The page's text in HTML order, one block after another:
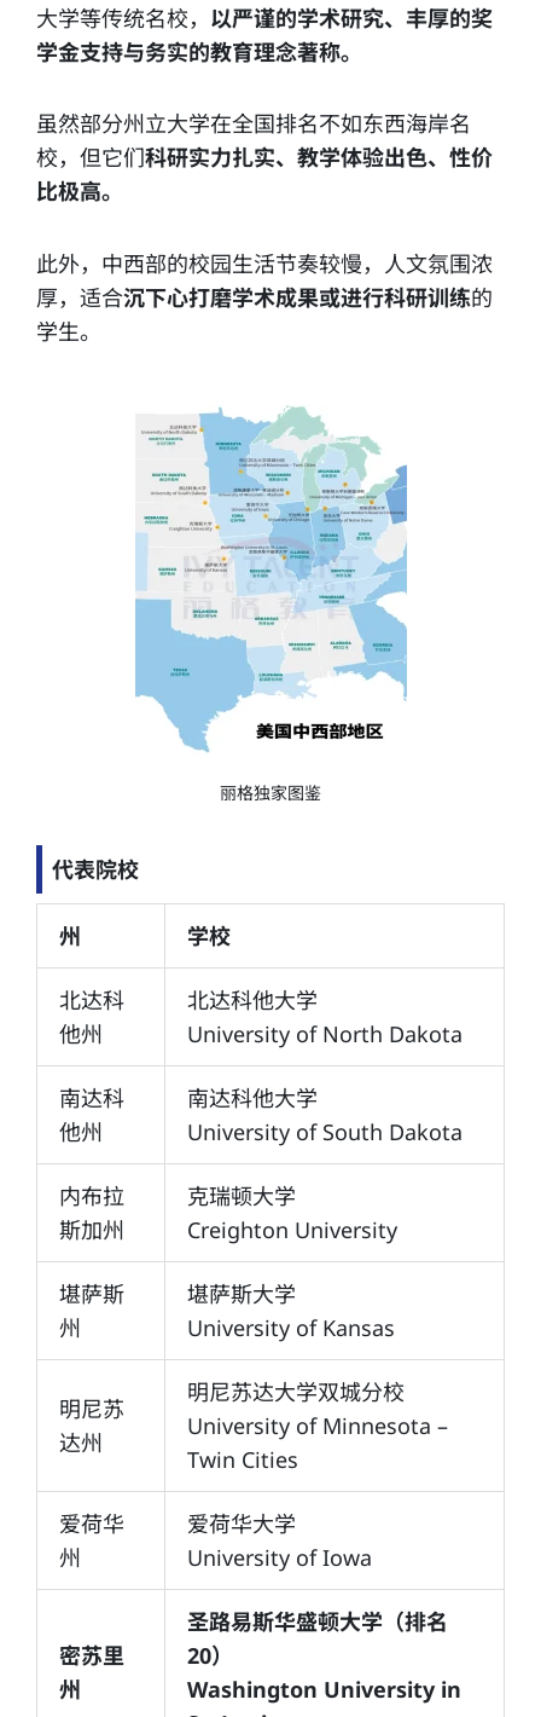
大学等传统名校， 以严谨的学术研究、丰厚的奖
学金支持与务实的教育理念著称。
虽然部分州立大学在全国排名不如东西海岸名
校，但它们科研实力扎实、教学体验出色、性价
比极高。
此外，中西部的校园生活节奏较慢，人文氛围浓
厚，适合沉下心打磨学术成果或进行科研训练的
学生。
丽格独家图鉴
代表院校
州 学校
北达科
他州
北达科他大学
University of North Dakota
南达科
他州
南达科他大学
University of South Dakota
内布拉
斯加州
克瑞顿大学
Creighton University
堪萨斯
州
堪萨斯大学
University of Kansas
明尼苏
达州
明尼苏达大学双城分校
University of Minnesota –
Twin Cities
爱荷华
州
爱荷华大学
University of Iowa
密苏里
州
圣路易斯华盛顿大学（排名
20）
Washington University in